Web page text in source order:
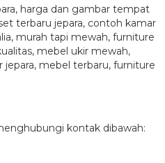
kontak dibawah: